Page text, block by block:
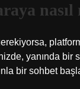
nasıl
yanında
bir sohbet